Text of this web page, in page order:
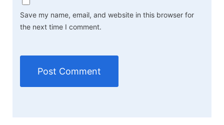
Save my name, email, and website in this browser for
the next time I comment.